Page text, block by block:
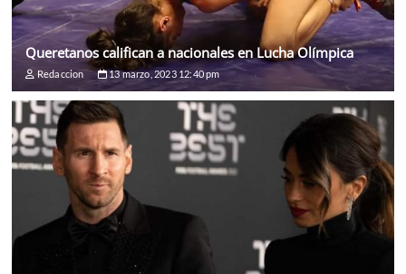
Queretanos califican a nacionales en Lucha Olímpica
Redaccion 13 marzo, 2023 12:40 pm